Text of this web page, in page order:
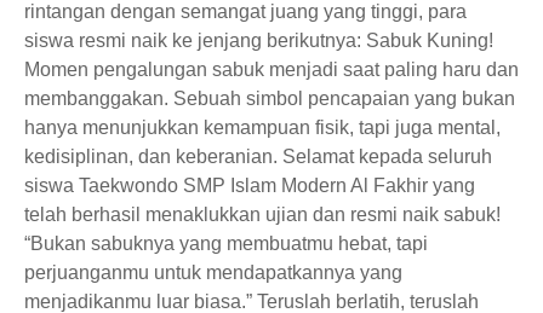
rintangan dengan semangat juang yang tinggi, para
siswa resmi naik ke jenjang berikutnya: Sabuk Kuning!
Momen pengalungan sabuk menjadi saat paling haru dan
membanggakan. Sebuah simbol pencapaian yang bukan
hanya menunjukkan kemampuan fisik, tapi juga mental,
kedisiplinan, dan keberanian. Selamat kepada seluruh
siswa Taekwondo SMP Islam Modern Al Fakhir yang
telah berhasil menaklukkan ujian dan resmi naik sabuk!
“Bukan sabuknya yang membuatmu hebat, tapi
perjuanganmu untuk mendapatkannya yang
menjadikanmu luar biasa.” Teruslah berlatih, teruslah